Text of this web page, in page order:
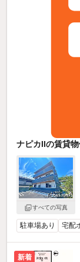
ナピカIIの賃貸
すべての写真
駐車場あり 宅配
新着